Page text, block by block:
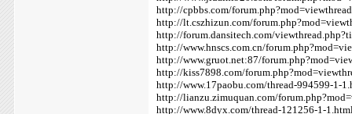
http://cpbbs.com/
http://lt.cszhizun.com/
http://forum.dansitech.com/
http://www.hnscs.com.cn/
http://www.gruot.net:87/
http://kiss7898.com/
http://www.17paobu.com/thread-994599-1-
http://lianzu.zimuquan.com/
http://www.8dyx.com/thread-121256-1-